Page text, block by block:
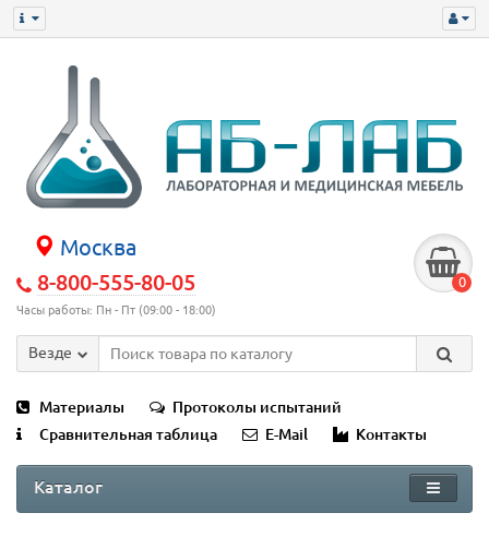
Москва
8-800-555-80-05
Часы работы: Пн - Пт (09:00 - 18:00)
0
Везде
Материалы
Протоколы испытаний
Сравнительная таблица
E-Mail Контакты
Каталог